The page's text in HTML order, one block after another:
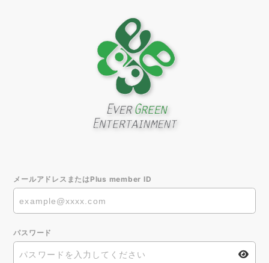
メールアドレスまたはPlus member ID
パスワード